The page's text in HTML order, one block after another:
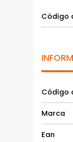
Código
Código
Marca
Ean